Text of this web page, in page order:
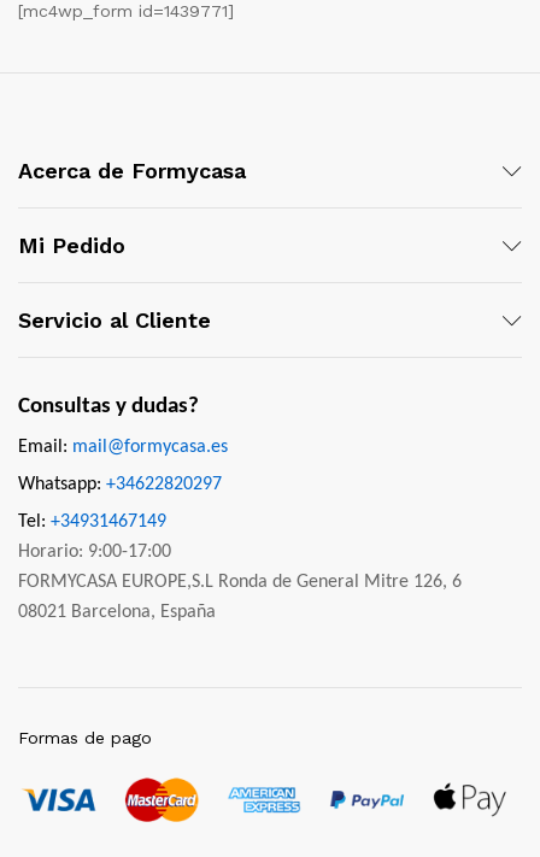
[mc4wp_form id=1439771]
Acerca de Formycasa
Mi Pedido
Servicio al Cliente
Consultas y dudas?
Email: mail@formycasa.es
Whatsapp: +34622820297
Tel: +34931467149
Horario: 9:00-17:00
FORMYCASA EUROPE,S.L Ronda de General Mitre 126, 6
08021 Barcelona, España
Formas de pago